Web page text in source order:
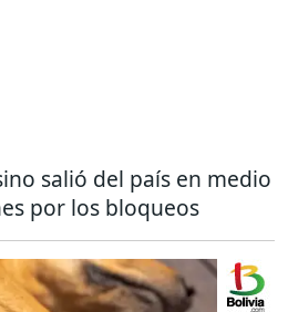
salió del país en medio
por los bloqueos